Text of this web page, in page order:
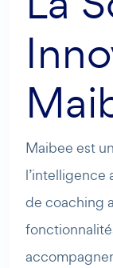
Maibee est
l’intelligence
de coaching